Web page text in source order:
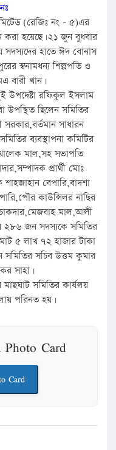
(রেজিঃ নং – ৫)এর
হয়েছে।২১ জুন বুধবার
সদস্যদের হাতে ঈদ বোনাস
স্বনামধন্য শিল্পপতি ও
বারী খান।
উপদেষ্টা রফিকুল ইসলাম
ছিলেন সমিতির
সাধারন
ব্যবস্থাপনা কমিটির
খালেক মাল,সহ সভাপতি
প্রার্থী মোঃ
বেপারি,বাদশা
কাউন্সিলর নাছির
মাল,আলী
জন সদস্যকে সমিতির
৫ লাখ ৭২ হাজার টাকা
সমিতির সচিব উত্তম কুমার
সাহা।
সমিতির কার্যলয়
পরিনত হয়।
Photo Card
Card